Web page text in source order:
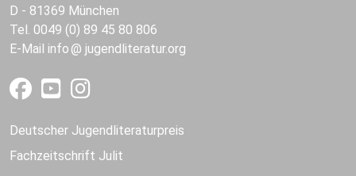
D - 81369 München
Tel. 0049 (0) 89 45 80 806
E-Mail info jugendliteratur.org
Deutscher Jugendliteraturpreis
Fachzeitschrift Julit